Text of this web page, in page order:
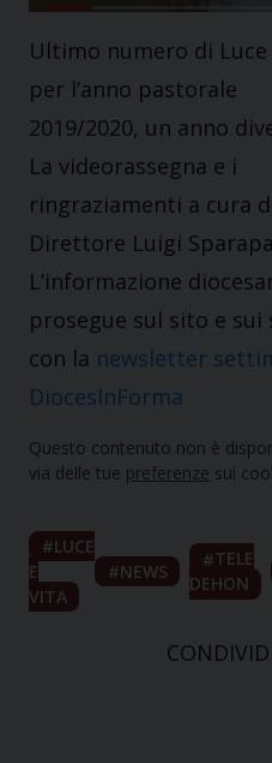
Ultimo numero di Luce
per l’anno pastorale
2019/2020, un anno
La videorassegna e i
ringraziamenti a cura
Direttore Luigi
L’informazione
prosegue sul sito e sui
con la newsletter
DiocesInForma
Questo contenuto non è
via delle tue preferenze sui
LUCE
E
VITA
NEWS
TELE
DEHON